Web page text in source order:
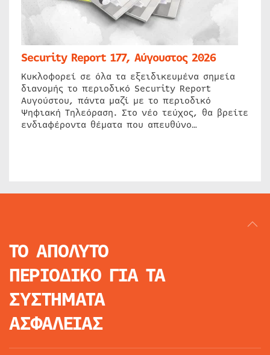
Security Report 177, Αύγουστος 2026
Κυκλοφορεί σε όλα τα εξειδικευμένα σημεία
διανομής το περιοδικό Security Report
Αυγούστου, πάντα μαζί με το περιοδικό
Ψηφιακή Τηλεόραση. Στο νέο τεύχος, θα βρείτε
ενδιαφέροντα θέματα που απευθύνο…
ΤΟ ΑΠΟΛΥΤΟ
ΠΕΡΙΟΔΙΚΟ ΓΙΑ ΤΑ
ΣΥΣΤΗΜΑΤΑ
ΑΣΦΑΛΕΙΑΣ